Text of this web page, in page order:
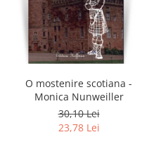
O mostenire scotiana -
Monica Nunweiller
30,10 Lei
23,78 Lei